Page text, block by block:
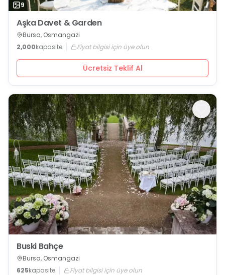
9
Aşka Davet & Garden
Bursa, Osmangazi
2,000kapasite Fiyat bilgisi için üye olun
Ücretsiz Teklif Al
Buski Bahçe
Bursa, Osmangazi
625kapasite Fiyat bilgisi için üye olun